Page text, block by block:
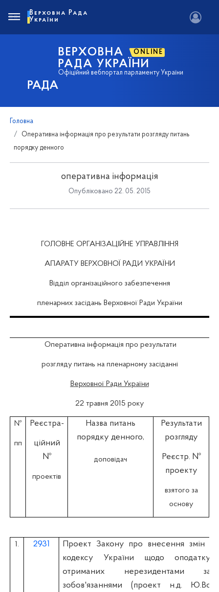
РАДА
ВЕРХОВНА ONLINE
РАДА УКРАЇНИ
Офіційний вебпортал парламенту України
Верховна Рада
України
Головна
Оперативна інформація про результати розгляду питань
порядку денного
оперативна інформація
Опубліковано 22. 05. 2015
ГОЛОВНЕ ОРГАНІЗАЦІЙНЕ УПРАВЛІННЯ
АПАРАТУ ВЕРХОВНОЇ РАДИ УКРАЇНИ
Відділ організаційного забезпечення
пленарних засідань Верховної Ради України
Оперативна інформація про результати
розгляду питань на пленарному засіданні
Верховної Ради України
22 травня 2015 року
№
пп
Реєстра-
ційний
№
проектів
Назва питань
порядку денного,
доповідач
Результати
розгляду
Реєстр. №
проекту
взятого за
основу
1. 2931
Проект Закону про внесення змін
кодексу України щодо
отриманих нерезидентами за
зобов'язаннями (проект н.д.